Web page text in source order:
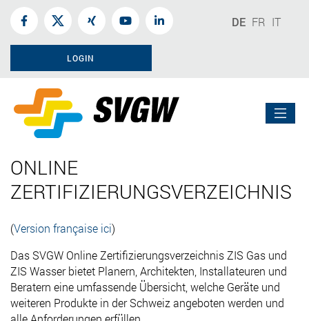
DE FR IT
LOGIN
ONLINE
ZERTIFIZIERUNGSVERZEICHNIS
(Version française ici)
Das SVGW Online Zertifizierungsverzeichnis ZIS Gas und
ZIS Wasser bietet Planern, Architekten, Installateuren und
Beratern eine umfassende Übersicht, welche Geräte und
weiteren Produkte in der Schweiz angeboten werden und